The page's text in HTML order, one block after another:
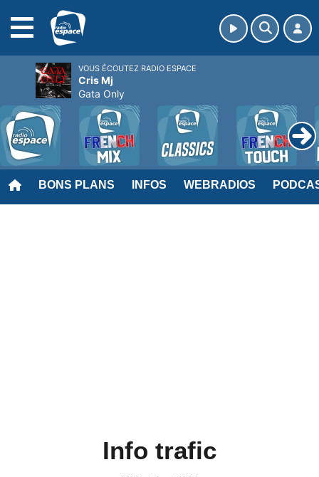
BONS PLANS INFOS WEBRADIOS
Info trafic
VOUS ÉCOUTEZ RADIO ESPACE
Cris Mj
Gata Only